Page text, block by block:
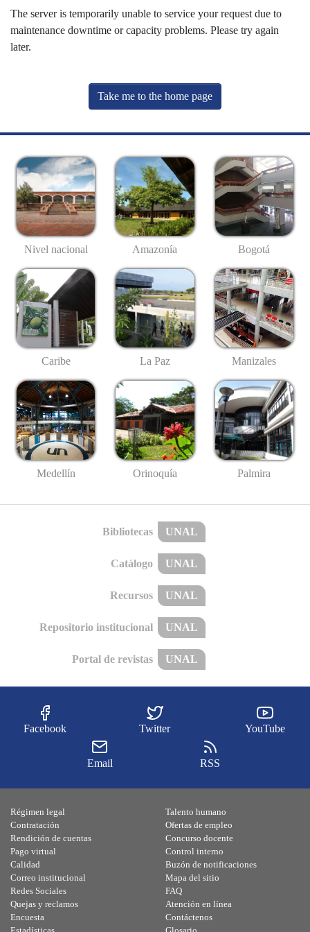
The server is temporarily unable to service your request due to
maintenance downtime or capacity problems. Please try again
later.
Take me to the home page
Nivel nacional Amazonía Bogotá
Caribe La Paz Manizales
Medellín Orinoquía Palmira
Bibliotecas UNAL
Catálogo UNAL
Recursos UNAL
Repositorio institucional UNAL
Portal de revistas UNAL
Facebook Twitter YouTube
Email RSS
Régimen legal
Contratación
Rendición de cuentas
Pago virtual
Calidad
Talento humano
Ofertas de empleo
Concurso docente
Control interno
Buzón de notificaciones
Correo institucional
Redes Sociales
Quejas y reclamos
Encuesta
Mapa del sitio
FAQ
Atención en línea
Contáctenos